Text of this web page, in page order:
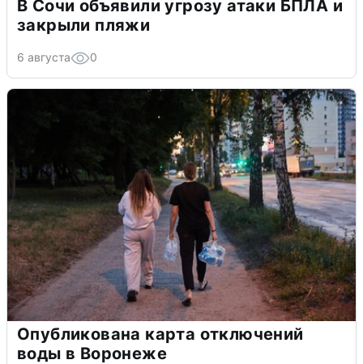
В Сочи объявили угрозу атаки БПЛА и
закрыли пляжи
6 августа 0
Опубликована карта отключений
воды в Воронеже